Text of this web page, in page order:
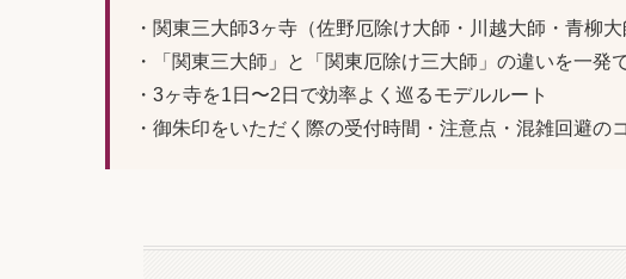
・関東三大師3ヶ寺（佐野厄除け大師・川越大師・青柳
・「関東三大師」と「関東厄除け三大師」の違いを一発
・3ヶ寺を1日〜2日で効率よく巡るモデルルート
・御朱印をいただく際の受付時間・注意点・混雑回避の